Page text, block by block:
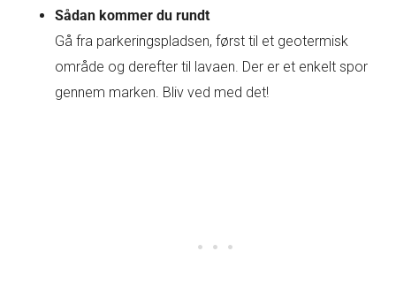
Sådan kommer du rundt
Gå fra parkeringspladsen, først til et geotermisk
område og derefter til lavaen. Der er et enkelt spor
gennem marken. Bliv ved med det!